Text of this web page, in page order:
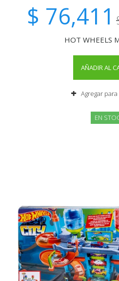
$ 76,411
HOT WHEELS
AÑADIR AL
Agregar
EN